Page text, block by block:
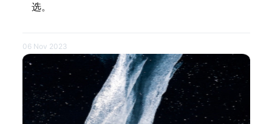
选。
06 Nov 2023